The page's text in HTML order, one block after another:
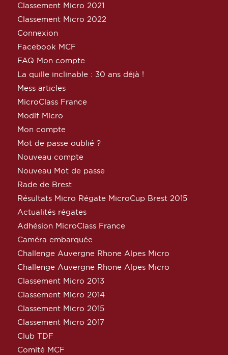
Classement Micro 2021
Classement Micro 2022
Connexion
Facebook MCF
FAQ Mon compte
La quille inclinable : 30 ans déjà !
Mess articles
MicroClass France
Modif Micro
Mon compte
Mot de passe oublié ?
Nouveau compte
Nouveau Mot de passe
Rade de Brest
Résultats Micro Régate MicroCup Brest 2015
Actualités régates
Adhésion MicroClass France
Caméra embarquée
Challenge Auvergne Rhone Alpes Micro
Challenge Auvergne Rhone Alpes Micro
Classement Micro 2013
Classement Micro 2014
Classement Micro 2015
Classement Micro 2017
Club TDF
Comité MCF